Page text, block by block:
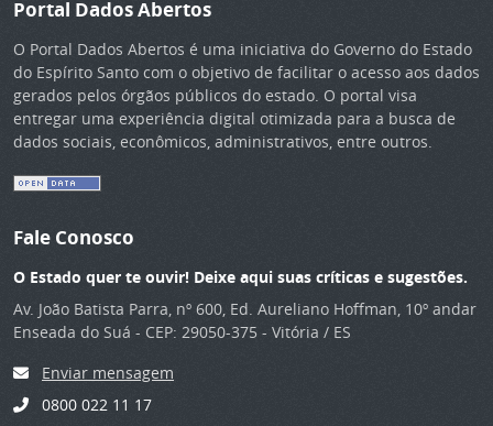
Portal Dados Abertos
O Portal Dados Abertos é uma iniciativa do Governo do Estado
do Espírito Santo com o objetivo de facilitar o acesso aos dados
gerados pelos órgãos públicos do estado. O portal visa
entregar uma experiência digital otimizada para a busca de
dados sociais, econômicos, administrativos, entre outros.
Fale Conosco
O Estado quer te ouvir! Deixe aqui suas críticas e sugestões.
Av. João Batista Parra, nº 600, Ed. Aureliano Hoffman, 10º andar
Enseada do Suá - CEP: 29050-375 - Vitória / ES
Enviar mensagem
0800 022 11 17